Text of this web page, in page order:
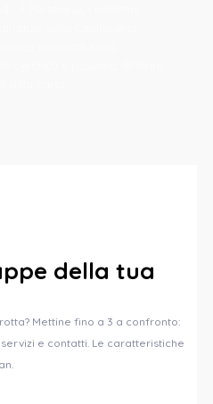
della tua
Mettine fino a 3 a confronto:
e contatti. Le caratteristiche